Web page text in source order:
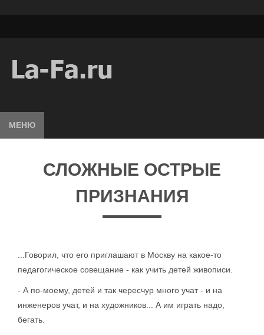
МЕНЮ
СЛОЖНЫЕ ОСТРЫЕ
ПРИЗНАНИЯ
...Говорил, что его приглашают в Москву на какое-то
педагогическое совещание - как учить детей живописи.
- А по-моему, детей и так чересчур много учат - и на
инженеров учат, и на художников... А им играть надо,
бегать.